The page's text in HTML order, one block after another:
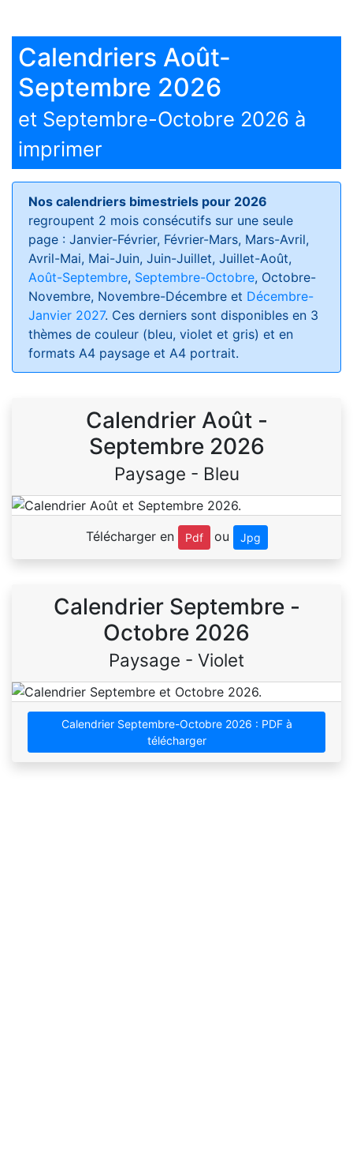
Calendriers Août-
Septembre 2026
et Septembre-Octobre 2026 à
imprimer
Nos calendriers bimestriels pour 2026
regroupent 2 mois consécutifs sur une seule
page : Janvier-Février, Février-Mars, Mars-Avril,
Avril-Mai, Mai-Juin, Juin-Juillet, Juillet-Août,
Août-Septembre, Septembre-Octobre, Octobre-
Novembre, Novembre-Décembre et Décembre-
Janvier 2027. Ces derniers sont disponibles en 3
thèmes de couleur (bleu, violet et gris) et en
formats A4 paysage et A4 portrait.
Calendrier Août -
Septembre 2026
Paysage - Bleu
Télécharger en Pdf ou Jpg
Calendrier Septembre -
Octobre 2026
Paysage - Violet
Calendrier Septembre-Octobre 2026 : PDF à
télécharger